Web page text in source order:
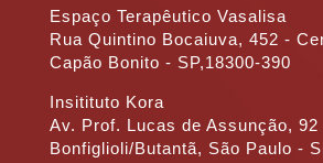
Espaço Terapêutico Vasalisa
Rua Quintino Bocaiuva, 452 -
Capão Bonito - SP,18300-390
Insitituto Kora
Av. Prof. Lucas de Assunção, 92
Bonfiglioli/Butantã, São Paulo -